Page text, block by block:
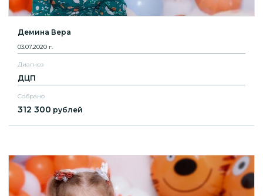
Демина Вера
03.07.2020 г.
Диагноз
ДЦП
Собрано
312 300 рублей